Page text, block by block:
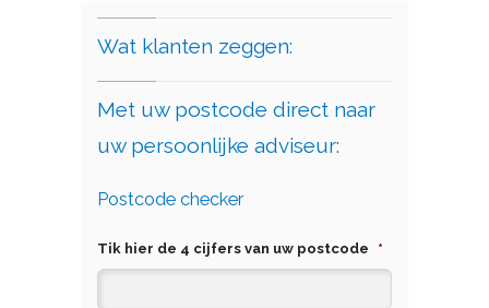
Wat klanten zeggen:
Met uw postcode direct naar
uw persoonlijke adviseur:
Postcode checker
Tik hier de 4 cijfers van uw postcode *